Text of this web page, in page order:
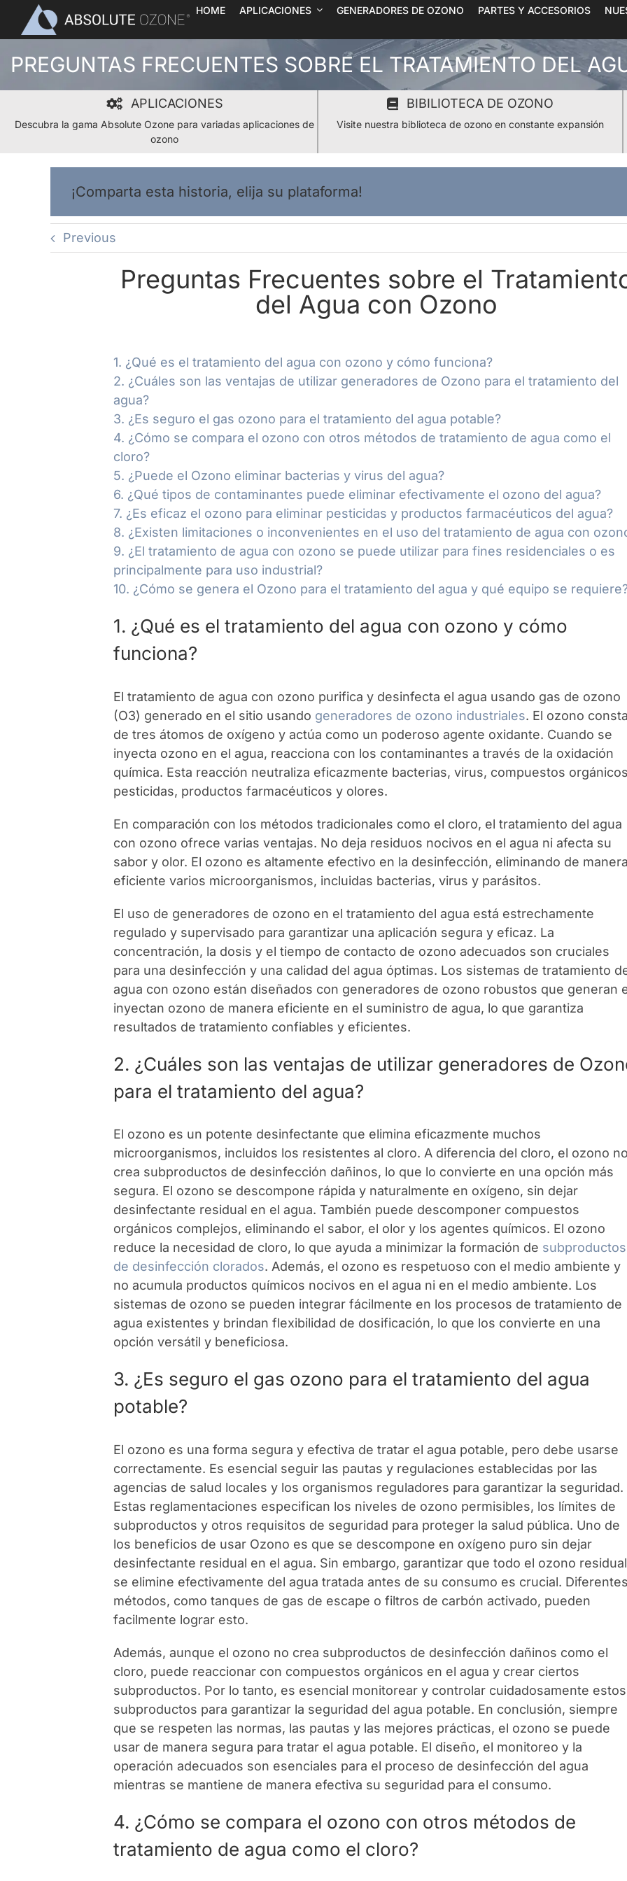
content
HOME APLICACIONES GENERADORES DE OZONO PARTES Y ACCESORIOS
PREGUNTAS FRECUENTES SOBRE EL TRATAMIENTO DEL
APLICACIONES
Descubra la gama Absolute Ozone para variadas aplicaciones de
ozono
BIBILIOTECA DE OZONO
Visite nuestra biblioteca de ozono en constante expansión
¡Comparta esta historia, elija su plataforma!
Previous
Preguntas Frecuentes sobre el
del Agua con Ozono
1. ¿Qué es el tratamiento del agua con ozono y cómo funciona?
2. ¿Cuáles son las ventajas de utilizar generadores de Ozono para el tratamiento del
agua?
3. ¿Es seguro el gas ozono para el tratamiento del agua potable?
4. ¿Cómo se compara el ozono con otros métodos de tratamiento de agua como el
cloro?
5. ¿Puede el Ozono eliminar bacterias y virus del agua?
6. ¿Qué tipos de contaminantes puede eliminar efectivamente el ozono del agua?
7. ¿Es eficaz el ozono para eliminar pesticidas y productos farmacéuticos del agua?
8. ¿Existen limitaciones o inconvenientes en el uso del tratamiento de agua con
9. ¿El tratamiento de agua con ozono se puede utilizar para fines residenciales o es
principalmente para uso industrial?
10. ¿Cómo se genera el Ozono para el tratamiento del agua y qué equipo se
1. ¿Qué es el tratamiento del agua con ozono y cómo
funciona?
El tratamiento de agua con ozono purifica y desinfecta el agua usando gas de ozono
(O3) generado en el sitio usando generadores de ozono industriales. El ozono consta
de tres átomos de oxígeno y actúa como un poderoso agente oxidante. Cuando se
inyecta ozono en el agua, reacciona con los contaminantes a través de la oxidación
química. Esta reacción neutraliza eficazmente bacterias, virus, compuestos
pesticidas, productos farmacéuticos y olores.
En comparación con los métodos tradicionales como el cloro, el tratamiento del agua
con ozono ofrece varias ventajas. No deja residuos nocivos en el agua ni afecta su
sabor y olor. El ozono es altamente efectivo en la desinfección, eliminando de manera
eficiente varios microorganismos, incluidas bacterias, virus y parásitos.
El uso de generadores de ozono en el tratamiento del agua está estrechamente
regulado y supervisado para garantizar una aplicación segura y eficaz. La
concentración, la dosis y el tiempo de contacto de ozono adecuados son cruciales
para una desinfección y una calidad del agua óptimas. Los sistemas de tratamiento
agua con ozono están diseñados con generadores de ozono robustos que generan
inyectan ozono de manera eficiente en el suministro de agua, lo que garantiza
resultados de tratamiento confiables y eficientes.
2. ¿Cuáles son las ventajas de utilizar generadores de
para el tratamiento del agua?
El ozono es un potente desinfectante que elimina eficazmente muchos
microorganismos, incluidos los resistentes al cloro. A diferencia del cloro, el ozono no
crea subproductos de desinfección dañinos, lo que lo convierte en una opción más
segura. El ozono se descompone rápida y naturalmente en oxígeno, sin dejar
desinfectante residual en el agua. También puede descomponer compuestos
orgánicos complejos, eliminando el sabor, el olor y los agentes químicos. El ozono
reduce la necesidad de cloro, lo que ayuda a minimizar la formación de subproductos
de desinfección clorados. Además, el ozono es respetuoso con el medio ambiente y
no acumula productos químicos nocivos en el agua ni en el medio ambiente. Los
sistemas de ozono se pueden integrar fácilmente en los procesos de tratamiento de
agua existentes y brindan flexibilidad de dosificación, lo que los convierte en una
opción versátil y beneficiosa.
3. ¿Es seguro el gas ozono para el tratamiento del agua
potable?
El ozono es una forma segura y efectiva de tratar el agua potable, pero debe usarse
correctamente. Es esencial seguir las pautas y regulaciones establecidas por las
agencias de salud locales y los organismos reguladores para garantizar la seguridad.
Estas reglamentaciones especifican los niveles de ozono permisibles, los límites de
subproductos y otros requisitos de seguridad para proteger la salud pública. Uno de
los beneficios de usar Ozono es que se descompone en oxígeno puro sin dejar
desinfectante residual en el agua. Sin embargo, garantizar que todo el ozono residual
se elimine efectivamente del agua tratada antes de su consumo es crucial. Diferentes
métodos, como tanques de gas de escape o filtros de carbón activado, pueden
facilmente lograr esto.
Además, aunque el ozono no crea subproductos de desinfección dañinos como el
cloro, puede reaccionar con compuestos orgánicos en el agua y crear ciertos
subproductos. Por lo tanto, es esencial monitorear y controlar cuidadosamente estos
subproductos para garantizar la seguridad del agua potable. En conclusión, siempre
que se respeten las normas, las pautas y las mejores prácticas, el ozono se puede
usar de manera segura para tratar el agua potable. El diseño, el monitoreo y la
operación adecuados son esenciales para el proceso de desinfección del agua
mientras se mantiene de manera efectiva su seguridad para el consumo.
4. ¿Cómo se compara el ozono con otros métodos de
tratamiento de agua como el cloro?